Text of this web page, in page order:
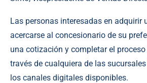
Las personas interesadas en adquirir
acercarse al concesionario de su
una cotización y completar el
través de cualquiera de las
los canales digitales disponibles.